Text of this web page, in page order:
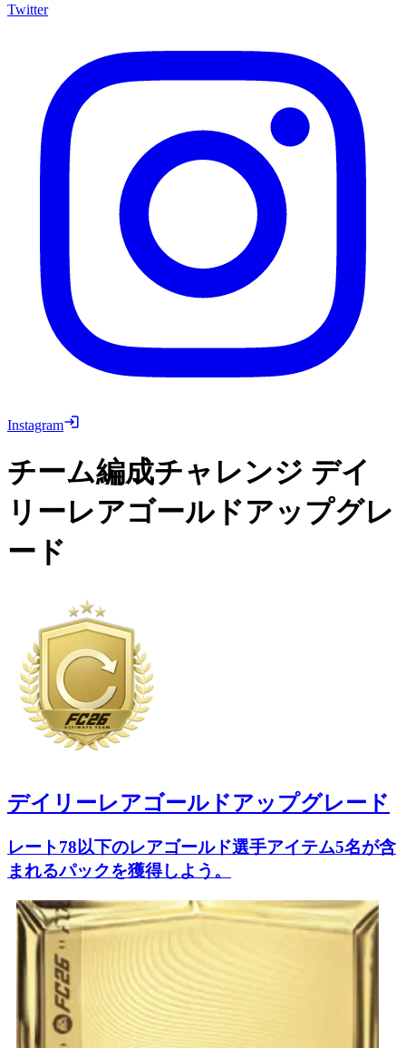
Twitter
Instagram
チーム編成チャレンジ デイ
リーレアゴールドアップグレ
ード
デイリーレアゴールドアップグレード
レート78以下のレアゴールド選手アイテム5名が含
まれるパックを獲得しよう。